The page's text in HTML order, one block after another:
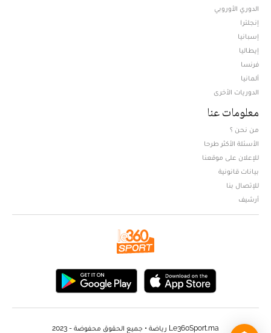
الدوري الأوروبي
إنجلترا
إسبانيا
إيطاليا
فرنسا
ألمانيا
الدوريات الأخرى
معلومات عنا
من نحن ؟
الأسئلة الأكثر طرحا
للإعلان على موقعنا
بيانات قانونية
للإتصال بنا
أرشيف
Le360Sport.ma رياضة • جميع الحقوق محفوضة - 2023